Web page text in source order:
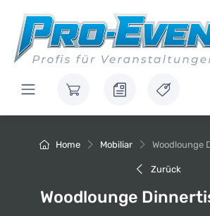
Home Mobiliar Woodlounge
Zurück
Woodlounge